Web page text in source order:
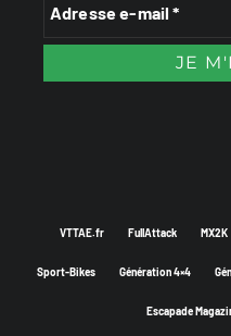
VTTAE.fr FullAttack MX2K
Sport-Bikes Génération 4×4
Escapade